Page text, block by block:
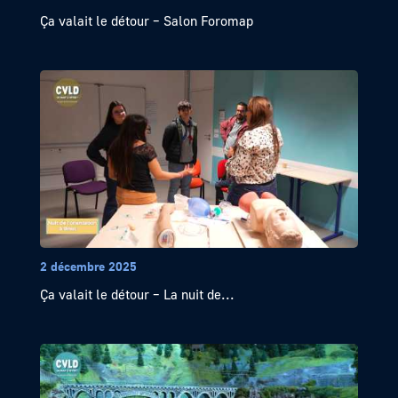
Ça valait le détour – Salon Foromap
2 décembre 2025
Ça valait le détour – La nuit de...